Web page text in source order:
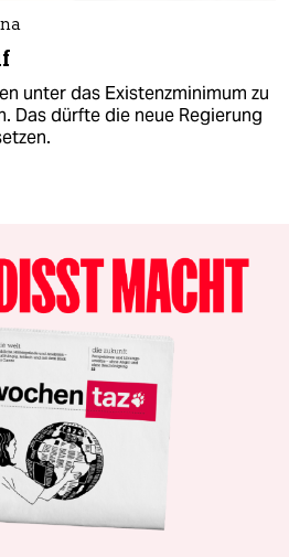
unter das Existenzminimum zu
Das dürfte die neue Regierung